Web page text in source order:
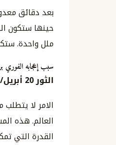
بعد دقائق
حينها ستكون
ملل واحدة.
سبب إعجابه الفوري
الثور20 أبريل/
الامر لا
العالم. هذه
القدرة التي